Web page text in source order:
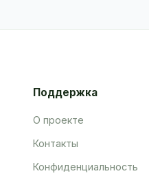
Поддержка
О проекте
Контакты
Конфиденциальность